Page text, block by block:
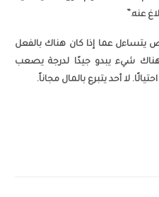
عنه.”
يتساءل عما إذا كان هناك بالفعل
شيء يبدو جيدًا لدرجة يصعب
لا أحد يتبرع بالمال مجاناً.